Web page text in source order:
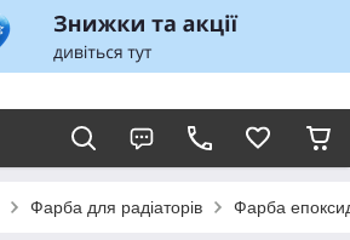
Фарба для радіаторів Фарба